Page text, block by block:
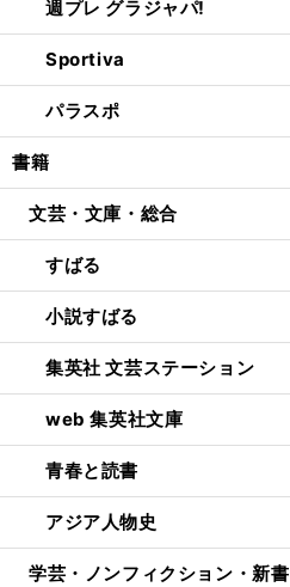
週プレ グラジャパ!
Sportiva
パラスポ
書籍
文芸・文庫・総合
すばる
小説すばる
集英社 文芸ステーション
web 集英社文庫
青春と読書
アジア人物史
学芸・ノンフィクション・新書